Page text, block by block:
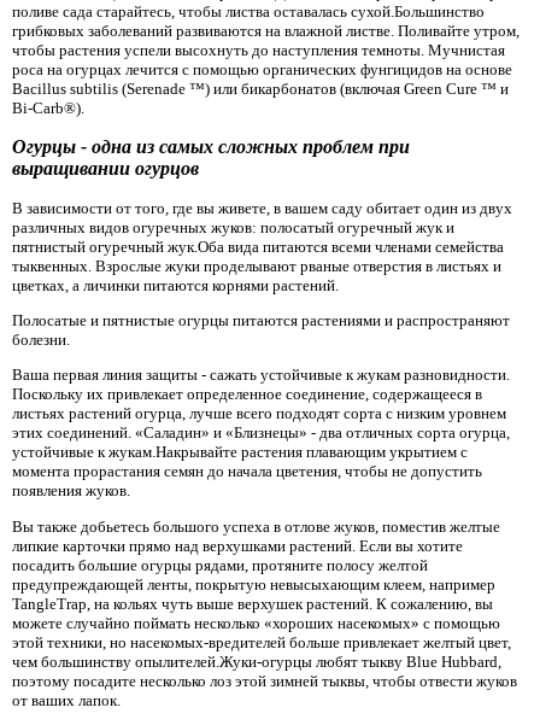
поливе сада старайтесь, чтобы листва оставалась сухой.Большинство
грибковых заболеваний развиваются на влажной листве. Поливайте утром,
чтобы растения успели высохнуть до наступления темноты. Мучнистая
роса на огурцах лечится с помощью органических фунгицидов на основе
Bacillus subtilis (Serenade ™) или бикарбонатов (включая Green Cure ™ и
Bi-Carb®).
Огурцы - одна из самых сложных проблем при
выращивании огурцов
В зависимости от того, где вы живете, в вашем саду обитает один из двух
различных видов огуречных жуков: полосатый огуречный жук и
пятнистый огуречный жук.Оба вида питаются всеми членами семейства
тыквенных. Взрослые жуки проделывают рваные отверстия в листьях и
цветках, а личинки питаются корнями растений.
Полосатые и пятнистые огурцы питаются растениями и распространяют
болезни.
Ваша первая линия защиты - сажать устойчивые к жукам разновидности.
Поскольку их привлекает определенное соединение, содержащееся в
листьях растений огурца, лучше всего подходят сорта с низким уровнем
этих соединений. «Саладин» и «Близнецы» - два отличных сорта огурца,
устойчивые к жукам.Накрывайте растения плавающим укрытием с
момента прорастания семян до начала цветения, чтобы не допустить
появления жуков.
Вы также добьетесь большого успеха в отлове жуков, поместив желтые
липкие карточки прямо над верхушками растений. Если вы хотите
посадить большие огурцы рядами, протяните полосу желтой
предупреждающей ленты, покрытую невысыхающим клеем, например
TangleTrap, на кольях чуть выше верхушек растений. К сожалению, вы
можете случайно поймать несколько «хороших насекомых» с помощью
этой техники, но насекомых-вредителей больше привлекает желтый цвет,
чем большинству опылителей.Жуки-огурцы любят тыкву Blue Hubbard,
поэтому посадите несколько лоз этой зимней тыквы, чтобы отвести жуков
от ваших лапок.